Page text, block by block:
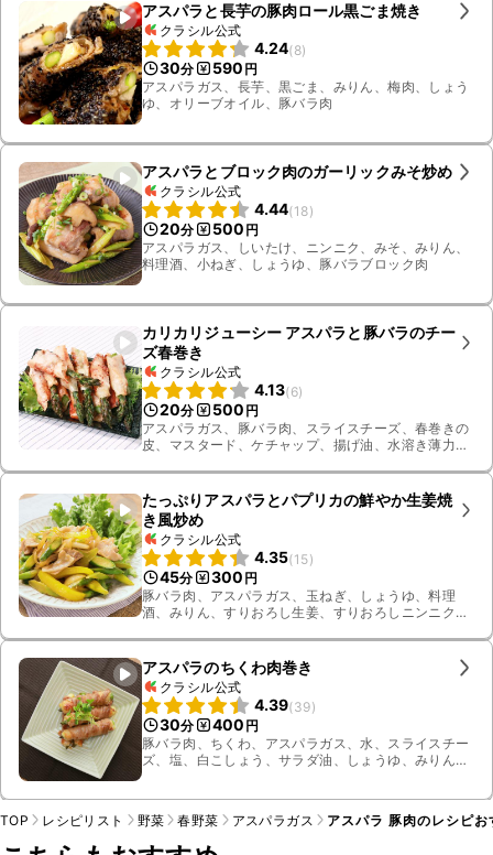
アスパラと長芋の豚肉ロール黒ごま焼き
クラシル公式
4.24(8)
30分 590 円
アスパラガス、長芋、黒ごま、みりん、梅肉、しょう
ゆ、オリーブオイル、豚バラ肉
アスパラとブロック肉のガーリックみそ炒め
クラシル公式
4.44(18)
20分 500 円
アスパラガス、しいたけ、ニンニク、みそ、みりん、
料理酒、小ねぎ、しょうゆ、豚バラブロック肉
カリカリジューシー アスパラと豚バラのチー
ズ春巻き
クラシル公式
4.13(6)
20分 500 円
アスパラガス、豚バラ肉、スライスチーズ、春巻きの
皮、マスタード、ケチャップ、揚げ油、水溶き薄力
たっぷりアスパラとパプリカの鮮やか生姜焼
き風炒め
クラシル公式
4.35(15)
45分 300 円
豚バラ肉、アスパラガス、玉ねぎ、しょうゆ、料理
酒、みりん、すりおろし生姜、すりおろしニンニク、
アスパラのちくわ肉巻き
クラシル公式
4.39(39)
30分 400 円
豚バラ肉、ちくわ、アスパラガス、水、スライスチー
ズ、塩、白こしょう、サラダ油、しょうゆ、みりん、
TOP レシピリスト 野菜 春野菜 アスパラガス アスパラ 豚肉のレシピ